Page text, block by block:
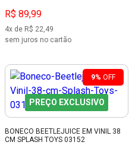
R$ 89,99
4x de R$ 22,49
sem juros no cartão
9% OFF
PREÇO EXCLUSIVO
BONECO BEETLEJUICE EM VINIL 38
CM SPLASH TOYS 03152